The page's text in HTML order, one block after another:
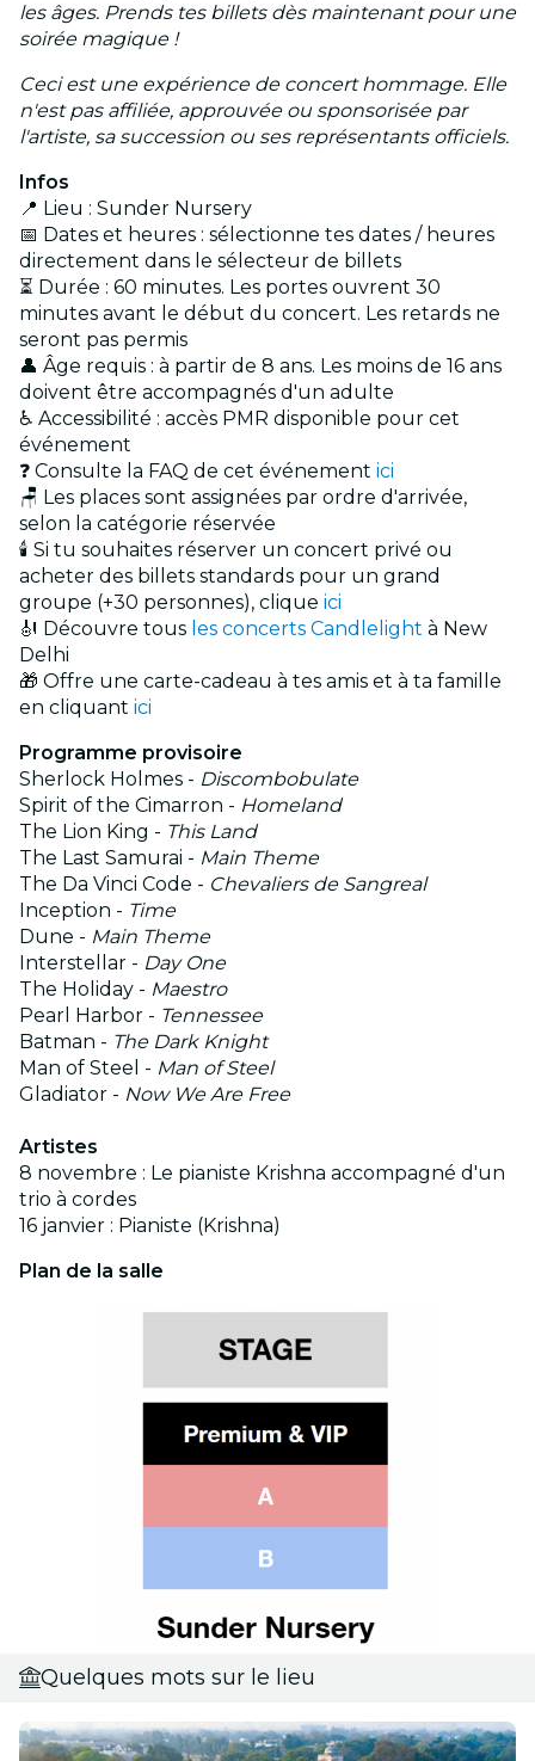
les âges. Prends tes billets dès maintenant pour une
soirée magique !
Ceci est une expérience de concert hommage. Elle
n'est pas affiliée, approuvée ou sponsorisée par
l'artiste, sa succession ou ses représentants officiels.
Infos
📍 Lieu : Sunder Nursery
📅 Dates et heures : sélectionne tes dates / heures
directement dans le sélecteur de billets
⏳ Durée : 60 minutes. Les portes ouvrent 30
minutes avant le début du concert. Les retards ne
seront pas permis
👤 Âge requis : à partir de 8 ans. Les moins de 16 ans
doivent être accompagnés d'un adulte
♿ Accessibilité : accès PMR disponible pour cet
événement
❓ Consulte la FAQ de cet événement ici
🪑 Les places sont assignées par ordre d'arrivée,
selon la catégorie réservée
🕯️ Si tu souhaites réserver un concert privé ou
acheter des billets standards pour un grand
groupe (+30 personnes), clique ici
🎻 Découvre tous les concerts Candlelight à New
Delhi
🎁 Offre une carte-cadeau à tes amis et à ta famille
en cliquant ici
Programme provisoire
Sherlock Holmes - Discombobulate
Spirit of the Cimarron - Homeland
The Lion King - This Land
The Last Samurai - Main Theme
The Da Vinci Code - Chevaliers de Sangreal
Inception - Time
Dune - Main Theme
Interstellar - Day One
The Holiday - Maestro
Pearl Harbor - Tennessee
Batman - The Dark Knight
Man of Steel - Man of Steel
Gladiator - Now We Are Free
Artistes
8 novembre : Le pianiste Krishna accompagné d'un
trio à cordes
16 janvier : Pianiste (Krishna)
Plan de la salle
Quelques mots sur le lieu